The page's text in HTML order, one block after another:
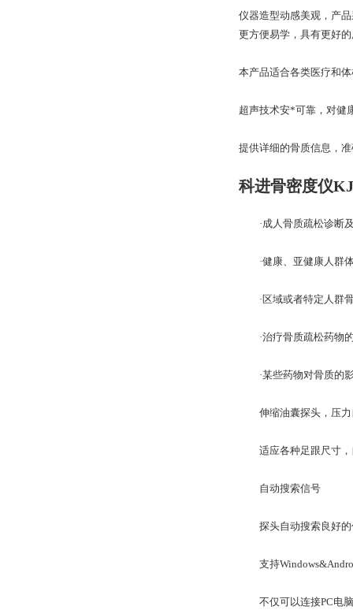
仪器造型动感美观，产
更方便易学，具有更好
本产品适合各类医疗和
超声技术安*可靠，对健
提供详细的骨质信息，
科进骨密度仪
·成人骨质疏松诊断
·健康、亚健康人群体
·区域或者特定人群骨
·治疗骨质疏松药物的
·某些药物对骨质的影
伸缩油囊探头，压力
适应各种足跟尺寸，
自动搜索信号
探头自动搜索良好的
支持
不仅可以连接PC电脑